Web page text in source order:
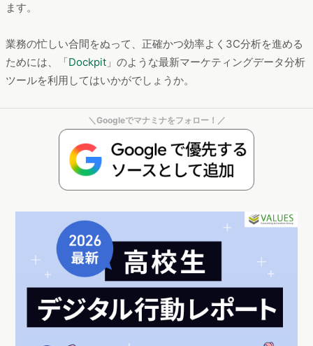
ます。
業務の忙しい合間をぬって、正確かつ効率よく3C分析を進める
ためには、「Dockpit 」のような最新マーケティングデータ分析
ツールを利用してはいかがでしょうか。
＼Googleでマナミナをフォロー！／